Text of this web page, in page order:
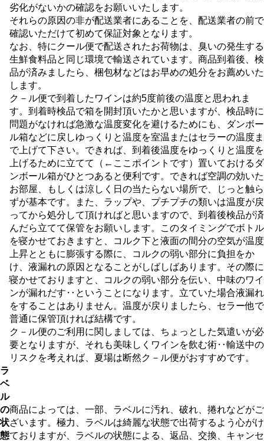
劣化がないかの確認をお願いいたします。
それらの原因の非が配送業者にあることを、配送業者の前で
確認いただけて初めて保証対象となります。
なお、特にクール便で配送されたお荷物は、臭いの発生する
生鮮食料品と同じ環境で輸送されています。商品到着後、検
品が済みましたら、梱包材などはお早めの処分をお薦めいた
します。
ク－ル便で到着したワインは約5度前後の温度と思われま
す。到着時検品で箱を開封頂いたかと思いますが、検品時に
問題がなければ急激な温度変化を避けるためにも、ダンボー
ル箱などに戻しゆっくりと温度を室温またはセラーの温度ま
で上げて下さい。できれば、到着後温度をゆっくりと温度を
上げるために立てて（←ここポイントです）置いておけるダ
ンボール箱がひとつあると便利です。できれば空調の効いた
お部屋、もしくは涼しく日の当たらない場所で、じっと触ら
ずが基本です。また、ラップや、プチプチの類いは温度が戻
ってから処分して頂ければと思いますので、到着後検品が済
んだら立てて保管をお願いします。このタイミングでボトル
を寝かせておきますと、コルク下と液面の間分の空気が温度
上昇とともに膨張する際に、コルクの弱い部分に負担をか
け、液漏れの原因となることがしばしばあります。その際に
寝かせておりますと、コルクの弱い部分を伝い、中味のワイ
ンが漏れだす‥ということになります。立ていた場合液漏れ
をすることはありません。温度が戻りましたら、セラー他で
普通に保管頂ければ結構です。
ク－ル便のご利用に関しましては、ちょっとした気遣いが必
要となりますが、それも美味しくワインを飲む術‥輸送中の
リスクを考えれば、夏場は断然ク－ル便がおすすめです。
ラ
ベ
ル
の
状
態
商品によっては、一部、ラベルに汚れ、破れ、捲れなどがご
ざいます。極力、ラベルは綺麗な状態で出荷するよう心がけ
ておりますが、ラベルの状態による、返品、交換、キャンセ